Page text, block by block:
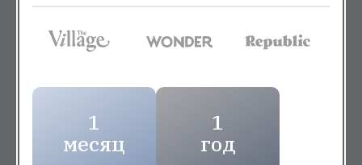
1
месяц
1
год